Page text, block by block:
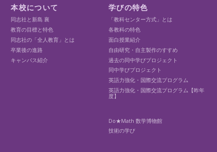
本校について
同志社と新島 襄
教育の目標と特色
同志社の「全人教育」とは
卒業後の進路
キャンパス紹介
学びの特色
「教科センター方式」とは
各教科の特色
面白授業紹介
自由研究・自主製作のすすめ
過去の同中学びプロジェクト
同中学びプロジェクト
英語力強化・国際交流プログラム
英語力強化・国際交流プログラム【昨年
度】
Do★Math 数学博物館
技術の学び